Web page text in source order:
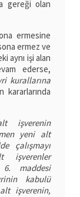
gereği olan
ermesine
ermez ve
aynı işi alan
ederse,
kurallarına
kararlarında
işverenin
yeni alt
çalışmayı
işverenler
6. maddesi
kabulü
işverenin,